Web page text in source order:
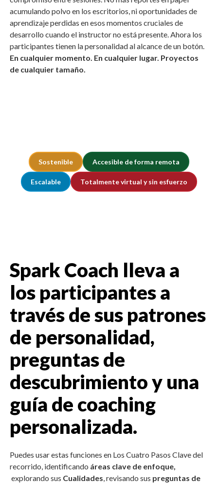
acumulando polvo en los escritorios, ni oportunidades de
aprendizaje perdidas en esos momentos cruciales de
desarrollo cuando el instructor no está presente. Ahora los
participantes tienen la personalidad al alcance de un botón.
En cualquier momento. En cualquier lugar. Proyectos
de cualquier tamaño.
Sostenible Accesible de forma remota
Escalable Totalmente virtual y sin esfuerzo
Spark Coach lleva a
los participantes a
través de sus patrones
de personalidad,
preguntas de
descubrimiento y una
guía de coaching
personalizada.
Puedes usar estas funciones en Los Cuatro Pasos Clave del
recorrido, identificando áreas clave de enfoque,
explorando sus Cualidades revisando sus preguntas de